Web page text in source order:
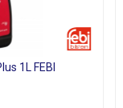
1L FEBI